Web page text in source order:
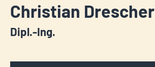
Christian Drescher
Dipl.-Ing.